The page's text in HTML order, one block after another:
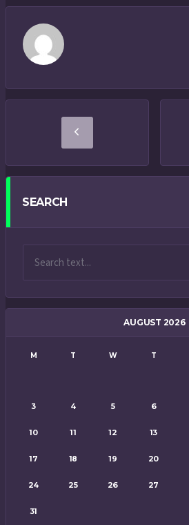
SEARCH
AUGUST 2026
M T W T
3 4 5 6
10 11 12 13
17 18 19 20
24 25 26 27
31